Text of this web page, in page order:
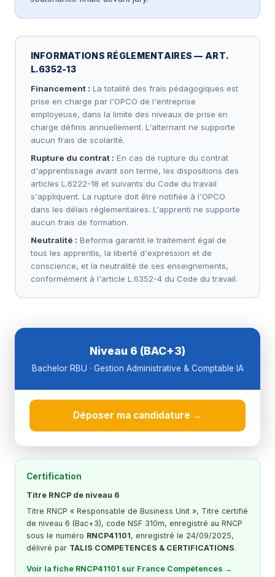
humaines (paie, contrats)
Appliquer le droit du travail dans les situations
courantes
Optimiser les processus administratifs grâce à
l'IA (automatisation, OCR)
INFORMATIONS RÉGLEMENTAIRES — ART.
L.6352-13
Financement : La totalité des frais pédagogiques est
prise en charge par l'OPCO de l'entreprise
employeuse, dans la limite des niveaux de prise en
charge définis annuellement. L'alternant ne supporte
aucun frais de scolarité.
Rupture du contrat : En cas de rupture du contrat
d'apprentissage avant son terme, les dispositions des
articles L.6222-18 et suivants du Code du travail
s'appliquent. La rupture doit être notifiée à l'OPCO
dans les délais réglementaires. L'apprenti ne supporte
aucun frais de formation.
Neutralité : Beforma garantit le traitement égal de
tous les apprentis, la liberté d'expression et de
conscience, et la neutralité de ses enseignements,
conformément à l'article L.6352-4 du Code du travail.
Niveau 6 (BAC+3)
Bachelor RBU · Gestion Administrative & Comptable IA
Déposer ma candidature →
Certification
Titre RNCP de niveau 6
Titre RNCP « Responsable de Business Unit », Titre certifié
de niveau 6 (Bac+3), code NSF 310m, enregistré au RNCP
sous le numéro RNCP41101, enregistré le 24/09/2025,
délivré par TALIS COMPETENCES & CERTIFICATIONS.
Voir la fiche RNCP41101 sur France Compétences →